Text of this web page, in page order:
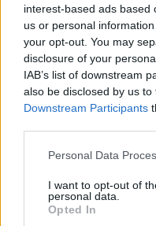
interest-based ads based
us or personal
your opt-out. You may
disclosure of your
IAB’s list of downstream
also be disclosed by us
Downstream Participants
Personal Data
I want to opt-out of
personal data.
Opted In
pensione di
che possono fare
di disagio».